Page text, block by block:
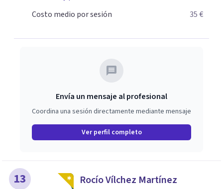
Costo medio por sesión
35 €
Envía un mensaje al profesional
Coordina una sesión directamente mediante mensaje
Ver perfil completo
13 Rocío Vílchez Martínez